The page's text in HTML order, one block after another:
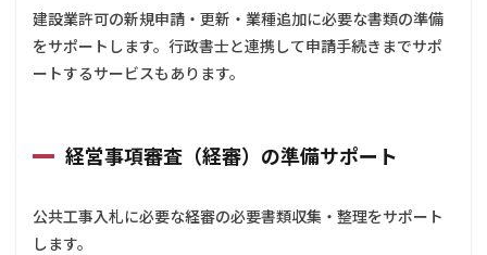
サポ
ート
1.5
経営
（経
審）
ポー
ト
建設業許可の新規申請・更新・業種追加に必要な書類の準備
をサポートします。行政書士と連携して申請手続きまでサポ
ートするサービスもあります。
経営事項審査（経審）の準備サポート
公共工事入札に必要な経審の必要書類収集・整理をサポート
します。